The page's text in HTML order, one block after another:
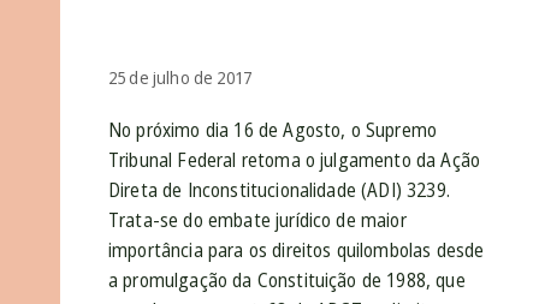
25 de julho de 2017
No próximo dia 16 de Agosto, o Supremo
Tribunal Federal retoma o julgamento da Ação
Direta de Inconstitucionalidade (ADI) 3239.
Trata-se do embate jurídico de maior
importância para os direitos quilombolas desde
a promulgação da Constituição de 1988, que